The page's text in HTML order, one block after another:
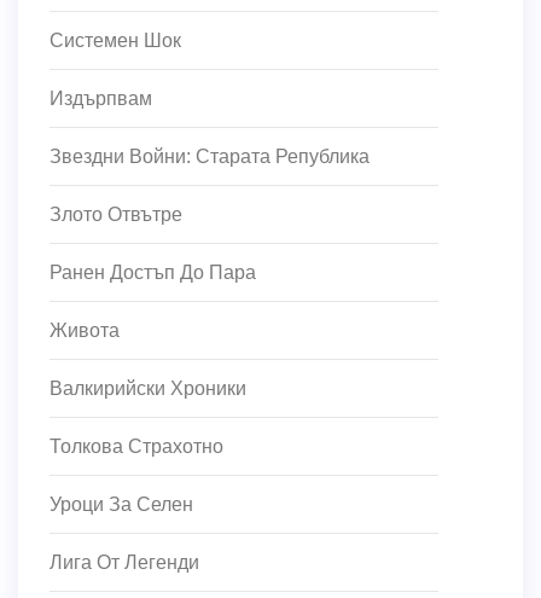
Системен Шок
Издърпвам
Звездни Войни: Старата Република
Злото Отвътре
Ранен Достъп До Пара
Живота
Валкирийски Хроники
Толкова Страхотно
Уроци За Селен
Лига От Легенди